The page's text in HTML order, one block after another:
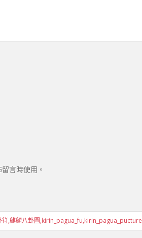
言時使用。
符,麒麟八卦圖,kirin_pagua_fu,kirin_pagua_pucture